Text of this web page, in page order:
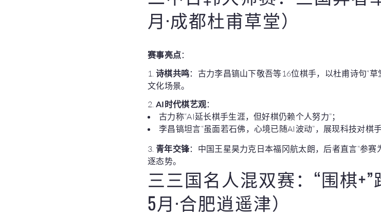
月·成都杜甫草堂）
赛事亮点：
1. 诗棋共鸣：古力李昌镐山下敬吾等16位棋手，以杜甫诗句“
文化场景。
2. AI时代棋艺观：
古力称“AI延长棋手生涯，但好棋仍赖个人努力”；
李昌镐坦言“虽面若石佛，心境已随AI波动”，展现科技对棋
3. 青年交锋：中国王星昊力克日本福冈航太朗，后者直言“参
逐态势。
三三国名人混双赛：“围棋
5月·合肥逍遥津）